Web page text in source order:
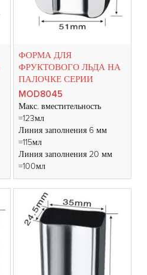
ФОРМА ДЛЯ
ФРУКТОВОГО ЛЬДА НА
ПАЛОЧКЕ СЕРИИ
MOD8045
Макс. вместительность
=123мл
Линия заполнения 6 мм
=115мл
Линия заполнения 20 мм
=100мл